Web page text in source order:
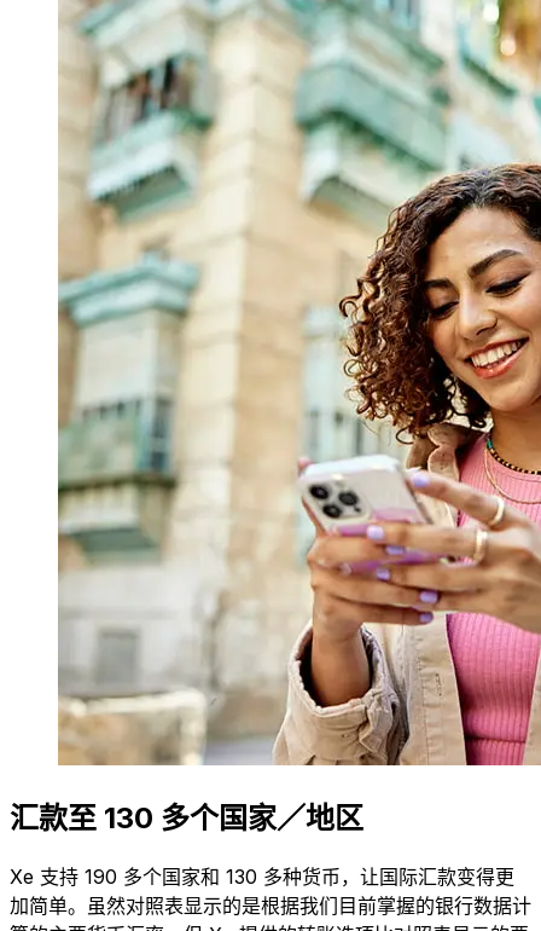
汇款至 130 多个国家／地区
Xe 支持 190 多个国家和 130 多种货币，让国际汇款变得更
加简单。虽然对照表显示的是根据我们目前掌握的银行数据计